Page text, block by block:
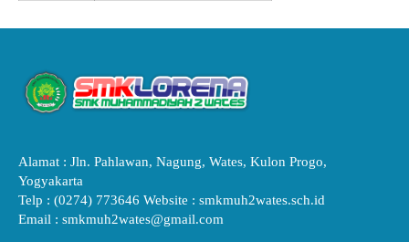
Alamat : Jln. Pahlawan, Nagung, Wates, Kulon Progo,
Yogyakarta
Telp : (0274) 773646 Website : smkmuh2wates.sch.id
Email : smkmuh2wates@gmail.com